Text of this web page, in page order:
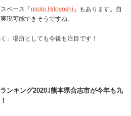
ペース「osoto Hitoyoshi 」もあります。自
現可能できそうですね。
」場所としても今後も注目です！
ンキング2020｣熊本県合志市が今年も九